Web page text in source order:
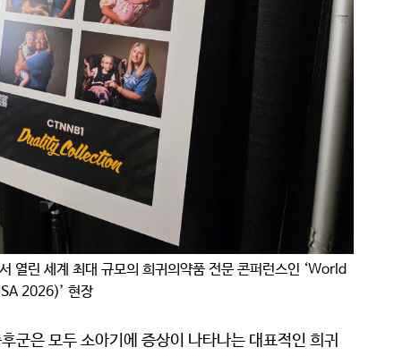
열린 세계 최대 규모의 희귀의약품 전문 콘퍼런스인 ‘World
2026)’ 현장
군은 모두 소아기에 증상이 나타나는 대표적인 희귀